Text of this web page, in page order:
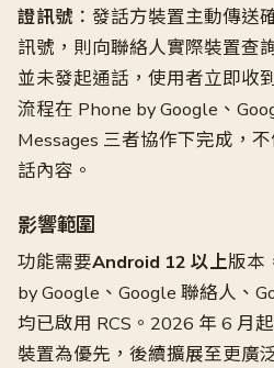
證訊號 ：發話方裝置主動傳送
訊號，則向聯絡人實際裝置查
並未發起通話，使用者立即收
流程在 Phone by Google、
Messages 三者協作下完成，
話內容。
影響範圍
功能需要Android 12 以上版本
by Google、Google 聯絡人、
均已啟用 RCS。2026 年 6 月
裝置為優先，後續擴展至更廣